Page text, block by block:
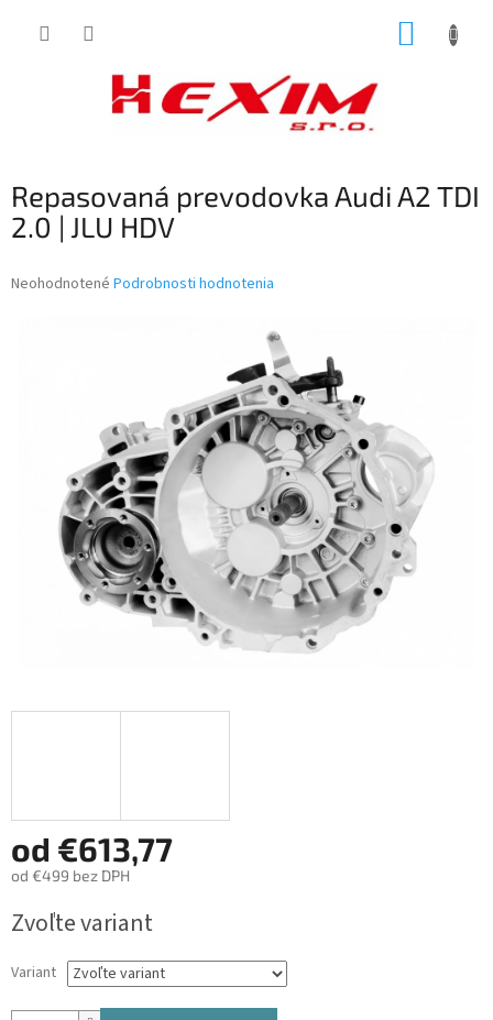
Repasovaná prevodovka Audi A2 TDI
2.0 | JLU HDV
Priemerné
Neohodnotené Podrobnosti hodnotenia
od €613,77
od €499 bez DPH
cena:
Zvoľte variant
Variant